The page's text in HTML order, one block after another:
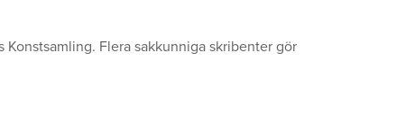
Flera sakkunniga skribenter gör